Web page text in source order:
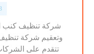
23
وتعقيم شركة
تتقدم على